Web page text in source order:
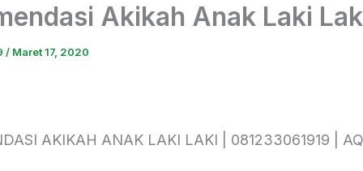
Akikah Anak Laki
/ Maret 17, 2020
AKIKAH ANAK LAKI LAKI | 081233061919 |